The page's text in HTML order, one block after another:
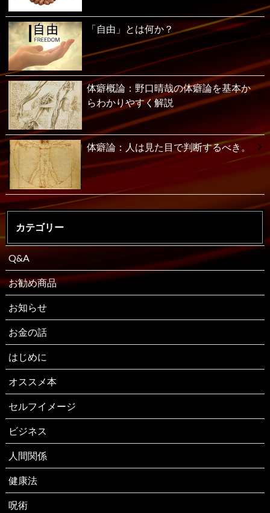
「自由」とは何か？
体癖概論：野口晴哉の体癖論を基本か
らわかりやすく解説
体癖論：人は見た目で判断するべき。
カテゴリー
Q&A
お勧め商品
お知らせ
お金の話
はじめに
オススメ本
セルフイメージ
ビジネス
人間関係
健康法
呪術